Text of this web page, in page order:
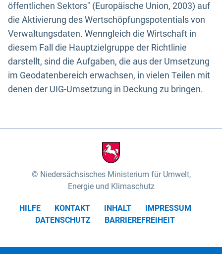
öffentlichen Sektors" (Europäische Union, 2003) auf
die Aktivierung des Wertschöpfungspotentials von
Verwaltungsdaten. Wenngleich die Wirtschaft in
diesem Fall die Hauptzielgruppe der Richtlinie
darstellt, sind die Aufgaben, die aus der Umsetzung
im Geodatenbereich erwachsen, in vielen Teilen mit
denen der UIG-Umsetzung in Deckung zu bringen.
Niedersächsisches Ministerium für Umwelt,
Energie und Klimaschutz
HILFE KONTAKT INHALT
IMPRESSUM
DATENSCHUTZ
BARRIEREFREIHEIT